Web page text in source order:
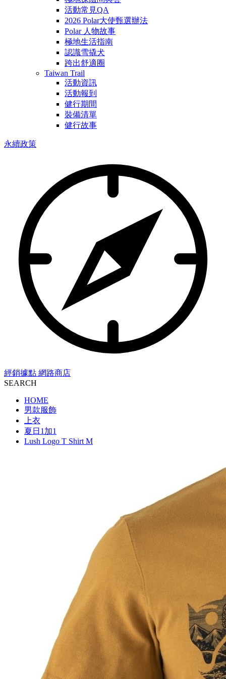
活動常見QA
2026 Polar大使甄選辦法
Polar 人物故事
極地生活指南
認識雪撬犬
跨出舒適圈
Taiwan Trail
活動資訊
活動報到
健行期間
裝備清單
健行故事
永續政策
經銷據點 網路商店
SEARCH
HOME
男款服飾
上衣
夏日1加1
Lush Logo T Shirt M